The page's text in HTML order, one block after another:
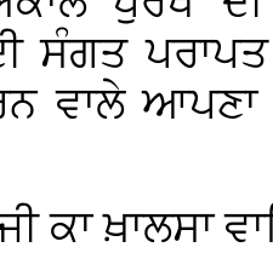
ਸੰਗਤ
ਵਾਲੇ ਆਪਣਾ
ਕਾ ਖ਼ਾਲਸਾ